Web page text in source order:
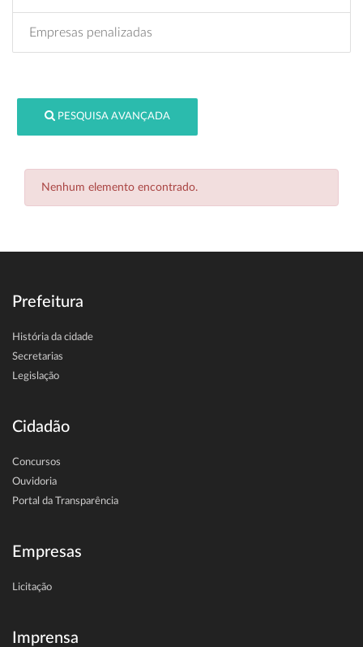
Empresas penalizadas
PESQUISA AVANÇADA
Nenhum elemento encontrado.
Prefeitura
História da cidade
Secretarias
Legislação
Cidadão
Concursos
Ouvidoria
Portal da Transparência
Empresas
Licitação
Imprensa